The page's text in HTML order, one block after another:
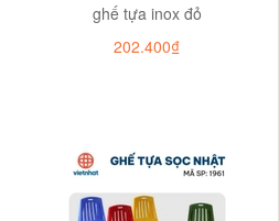
ghế tựa inox đỏ
202.400₫